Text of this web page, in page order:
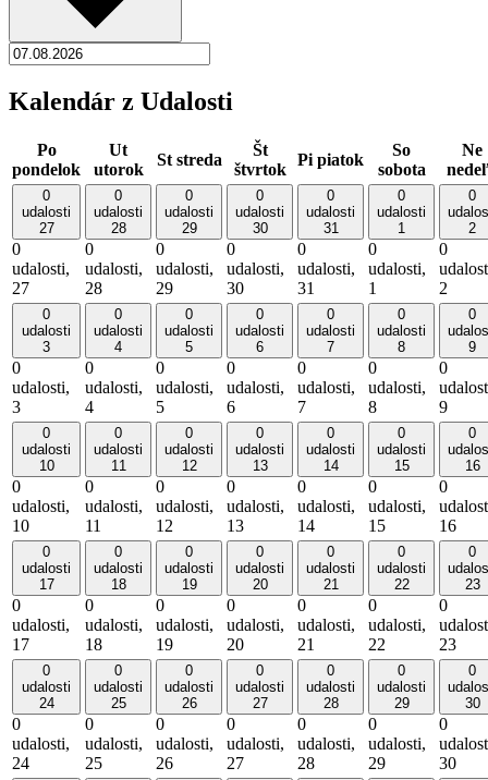
Kalendár z Udalosti
Po
pondelok
Ut
utorok
Ststreda
Št
štvrtok
Pipiatok
So
sobota
Ne
0
udalosti
27
0
udalosti,
27
0
udalosti
28
0
udalosti,
28
0
udalosti
29
0
udalosti,
29
0
udalosti
30
0
udalosti,
30
0
udalosti
31
0
udalosti,
31
0
udalosti
1
0
udalosti,
1
0
2
0
2
0
udalosti
3
0
udalosti,
3
0
udalosti
4
0
udalosti,
4
0
udalosti
5
0
udalosti,
5
0
udalosti
6
0
udalosti,
6
0
udalosti
7
0
udalosti,
7
0
udalosti
8
0
udalosti,
8
0
9
0
9
0
udalosti
10
0
udalosti,
10
0
udalosti
11
0
udalosti,
11
0
udalosti
12
0
udalosti,
12
0
udalosti
13
0
udalosti,
13
0
udalosti
14
0
udalosti,
14
0
udalosti
15
0
udalosti,
15
0
16
0
16
0
udalosti
17
0
udalosti,
17
0
udalosti
18
0
udalosti,
18
0
udalosti
19
0
udalosti,
19
0
udalosti
20
0
udalosti,
20
0
udalosti
21
0
udalosti,
21
0
udalosti
22
0
udalosti,
22
0
23
0
23
0
udalosti
24
0
udalosti,
24
0
udalosti
25
0
udalosti,
25
0
udalosti
26
0
udalosti,
26
0
udalosti
27
0
udalosti,
27
0
udalosti
28
0
udalosti,
28
0
udalosti
29
0
udalosti,
29
0
30
0
30